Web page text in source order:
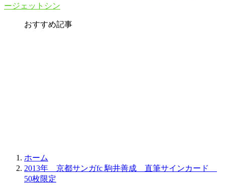
ージェットシン
おすすめ記事
ホーム
2013年 京都サンガfc 駒井善成 直筆サインカード
50枚限定